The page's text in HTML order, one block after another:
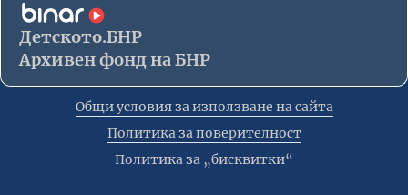
Детското.БНР
Архивен фонд на БНР
Общи условия за използване на сайта
Политика за поверителност
Политика за „бисквитки“